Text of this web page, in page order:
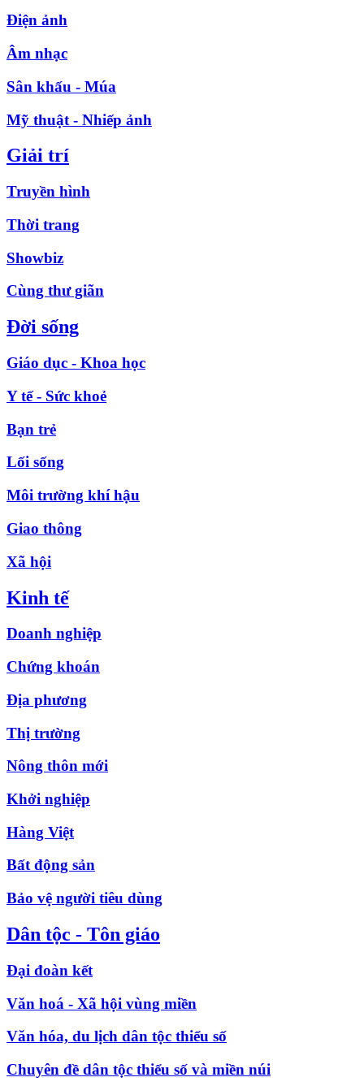
Điện ảnh
Âm nhạc
Sân khấu - Múa
Mỹ thuật - Nhiếp ảnh
Giải trí
Truyền hình
Thời trang
Showbiz
Cùng thư giãn
Đời sống
Giáo dục - Khoa học
Y tế - Sức khoẻ
Bạn trẻ
Lối sống
Môi trường khí hậu
Giao thông
Xã hội
Kinh tế
Doanh nghiệp
Chứng khoán
Địa phương
Thị trường
Nông thôn mới
Khởi nghiệp
Hàng Việt
Bất động sản
Bảo vệ người tiêu dùng
Dân tộc - Tôn giáo
Đại đoàn kết
Văn hoá - Xã hội vùng miền
Văn hóa, du lịch dân tộc thiểu số
Chuyên đề dân tộc thiểu số và miền núi